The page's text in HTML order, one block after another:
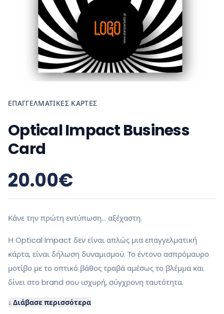
ΕΠΑΓΓΕΛΜΑΤΙΚΈΣ ΚΆΡΤΕΣ
Optical Impact Business
Card
20.00€
Κάνε την πρώτη εντύπωση… αξέχαστη.
Η Optical Impact δεν είναι απλώς μια επαγγελματική
κάρτα, είναι δήλωση δυναμισμού. Το έντονο ασπρόμαυρο
μοτίβο με το οπτικό βάθος τραβά αμέσως το βλέμμα και
δίνει στο brand σου ισχυρή, σύγχρονη ταυτότητα.
↓ Διάβασε περισσότερα